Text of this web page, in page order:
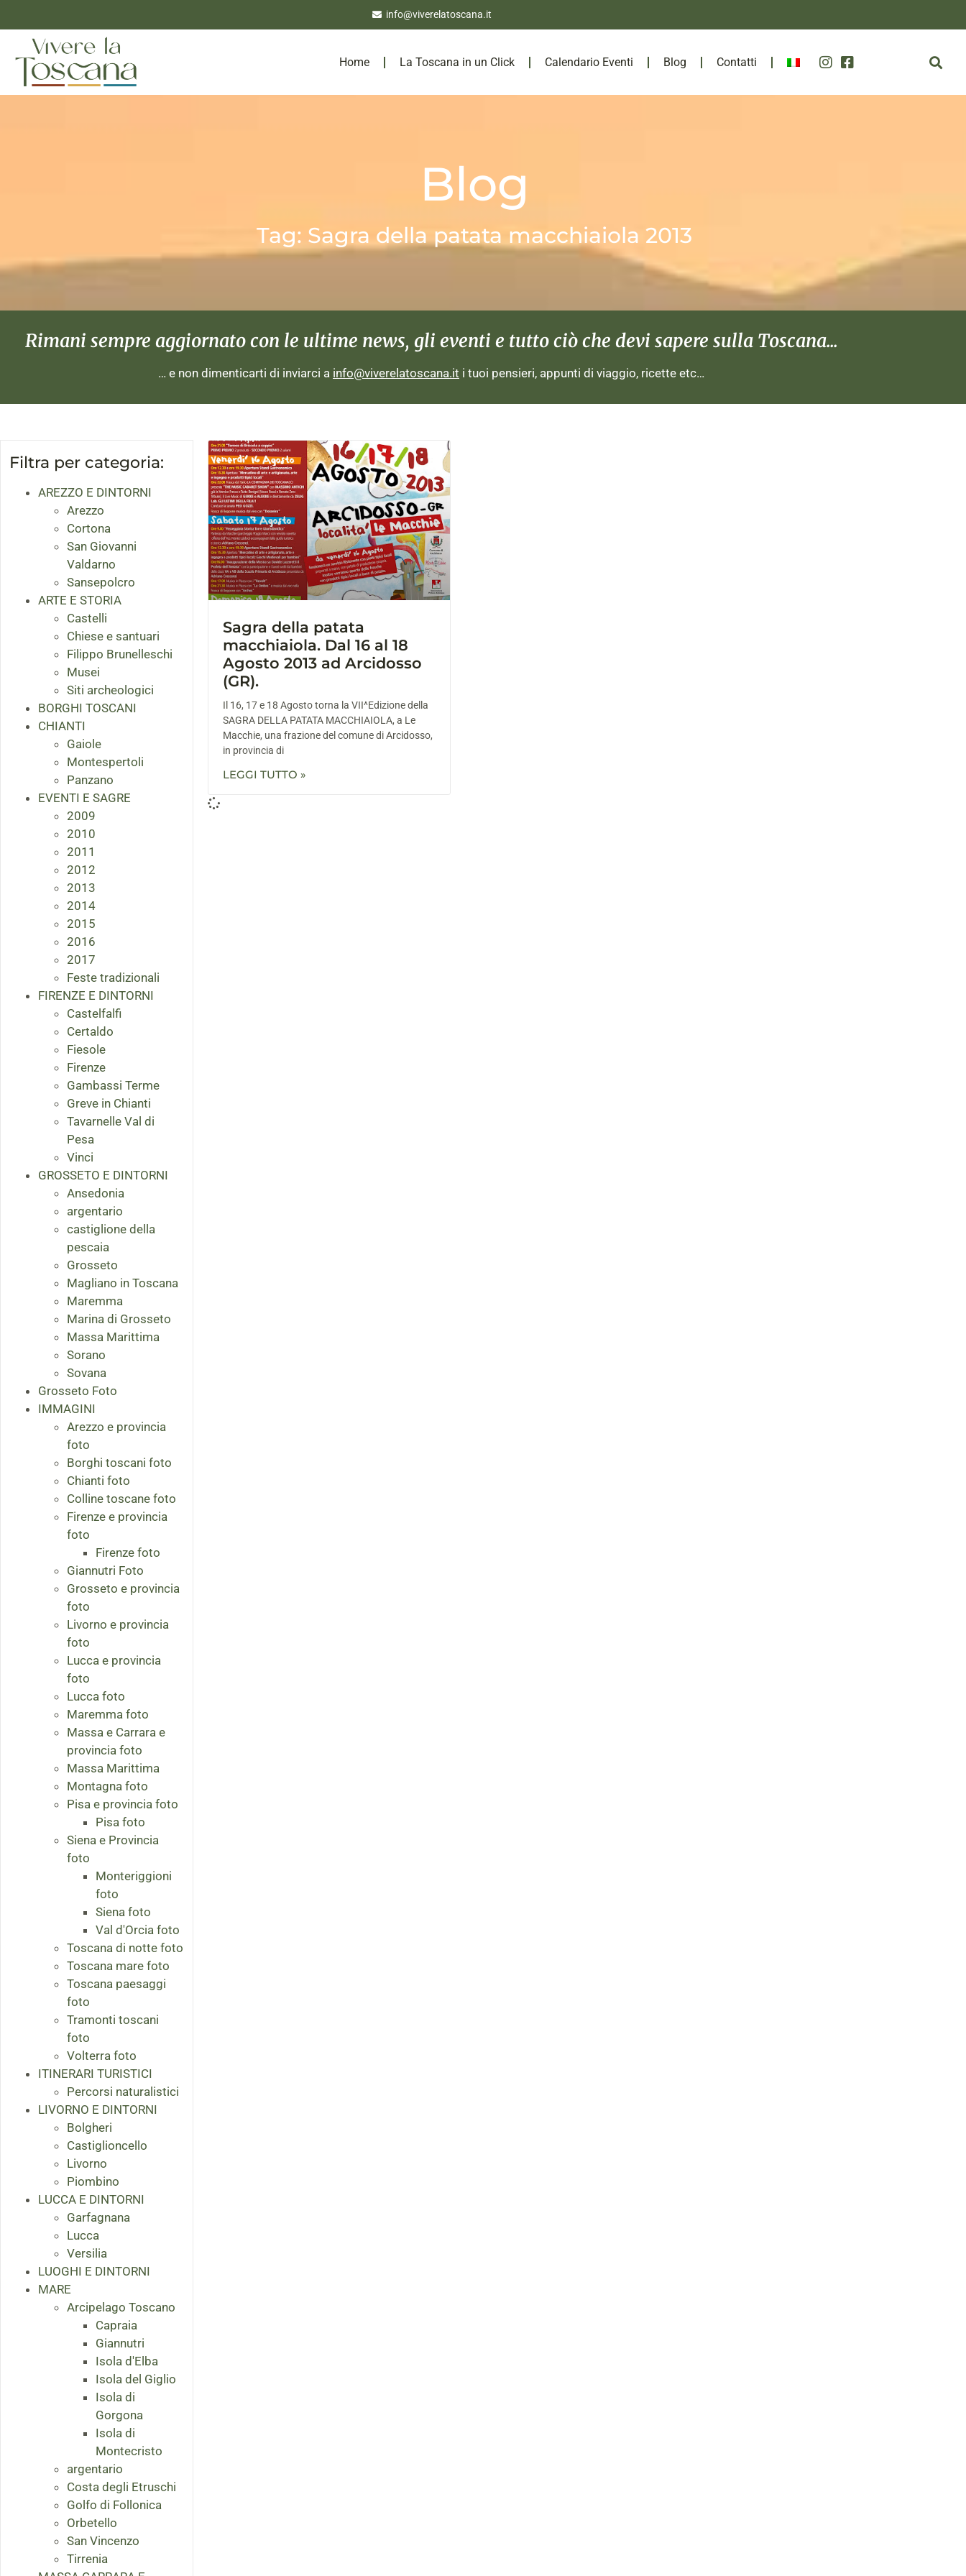
info@viverelatoscana.it
Home La Toscana in un Click Calendario Eventi Blog Contatti
Blog
Tag: Sagra della patata macchiaiola 2013
Rimani sempre aggiornato con le ultime news, gli eventi e tutto ciò che devi sapere sulla Toscana...
… e non dimenticarti di inviarci a info@viverelatoscana.it i tuoi pensieri, appunti di viaggio, ricette etc…
Filtra per categoria:
AREZZO E DINTORNI
Arezzo
Cortona
San Giovanni
Valdarno
Sansepolcro
ARTE E STORIA
Castelli
Chiese e santuari
Filippo Brunelleschi
Musei
Siti archeologici
BORGHI TOSCANI
CHIANTI
Gaiole
Montespertoli
Panzano
EVENTI E SAGRE
2009
2010
2011
2012
2013
2014
2015
2016
2017
Feste tradizionali
FIRENZE E DINTORNI
Castelfalfi
Certaldo
Fiesole
Firenze
Gambassi Terme
Greve in Chianti
Tavarnelle Val di
Pesa
Vinci
GROSSETO E DINTORNI
Ansedonia
argentario
castiglione della
pescaia
Grosseto
Magliano in Toscana
Maremma
Marina di Grosseto
Massa Marittima
Sorano
Sovana
Grosseto Foto
IMMAGINI
Arezzo e provincia
foto
Borghi toscani foto
Chianti foto
Colline toscane foto
Firenze e provincia
foto
Firenze foto
Giannutri Foto
Grosseto e provincia
foto
Livorno e provincia
foto
Lucca e provincia
foto
Lucca foto
Maremma foto
Massa e Carrara e
provincia foto
Massa Marittima
Montagna foto
Pisa e provincia foto
Pisa foto
Siena e Provincia
foto
Monteriggioni
foto
Siena foto
Val d'Orcia foto
Toscana di notte foto
Toscana mare foto
Toscana paesaggi
foto
Tramonti toscani
foto
Volterra foto
ITINERARI TURISTICI
Percorsi naturalistici
LIVORNO E DINTORNI
Bolgheri
Castiglioncello
Livorno
Piombino
LUCCA E DINTORNI
Garfagnana
Lucca
Versilia
LUOGHI E DINTORNI
MARE
Arcipelago Toscano
Capraia
Giannutri
Isola d'Elba
Isola del Giglio
Isola di
Gorgona
Isola di
Montecristo
argentario
Costa degli Etruschi
Golfo di Follonica
Orbetello
San Vincenzo
Tirrenia
Sagra della patata
macchiaiola. Dal 16 al 18
Agosto 2013 ad Arcidosso
(GR).
Il 16, 17 e 18 Agosto torna la VII^Edizione della
SAGRA DELLA PATATA MACCHIAIOLA, a Le
Macchie, una frazione del comune di Arcidosso,
in provincia di
LEGGI TUTTO »